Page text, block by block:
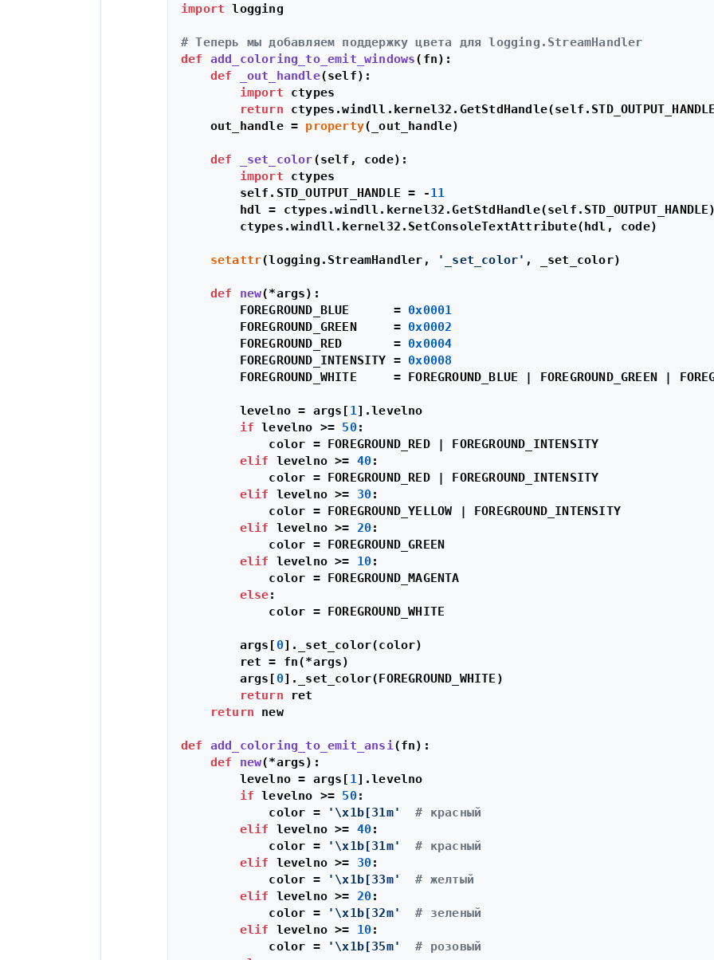
import logging
# Теперь мы добавляем поддержку цвета для logging.StreamHandler
def
add_coloring_to_emit_windows( fn):
def
_out_handle(self):
import ctypes
return
    out_handle =
property(_out_handle)
def _set_color(self, code):
import ctypes
        self.STD_OUTPUT_HANDLE = -
11
hdl =
        ctypes.windll.kernel32.SetConsoleTextAttribute(hdl, code)
setattr(logging.StreamHandler, '_set_color' , _set_color)
def new(*args):
        FOREGROUND_BLUE      =
0x0001
        FOREGROUND_GREEN     =
0x0002
        FOREGROUND_RED       =
0x0004
        FOREGROUND_INTENSITY =
0x0008
FOREGROUND_WHITE     = FOREGROUND_BLUE | FOREGROUND_GREEN |
        levelno = args[
1 ].levelno
if levelno >= 50:
            color = FOREGROUND_RED | FOREGROUND_INTENSITY
elif levelno >= 40:
            color = FOREGROUND_RED | FOREGROUND_INTENSITY
elif levelno >= 30:
            color = FOREGROUND_YELLOW | FOREGROUND_INTENSITY
elif levelno >= 20:
            color = FOREGROUND_GREEN
elif levelno >= 10:
            color = FOREGROUND_MAGENTA
else:
            color = FOREGROUND_WHITE
        args[
0]._set_color(color)
        ret = fn(*args)
        args[
0]._set_color(FOREGROUND_WHITE)
return ret
return new
def add_coloring_to_emit_ansi (fn):
def
new(*args):
        levelno = args[
1 ].levelno
if levelno >= 50:
            color =
'\x1b[31m'
# красный
elif levelno >= 40:
            color =
'\x1b[31m'
# красный
elif levelno >= 30:
            color =
'\x1b[33m'
# желтый
elif levelno >= 20:
            color =
'\x1b[32m'
# зеленый
elif levelno >= 10:
            color =
'\x1b[35m'
# розовый